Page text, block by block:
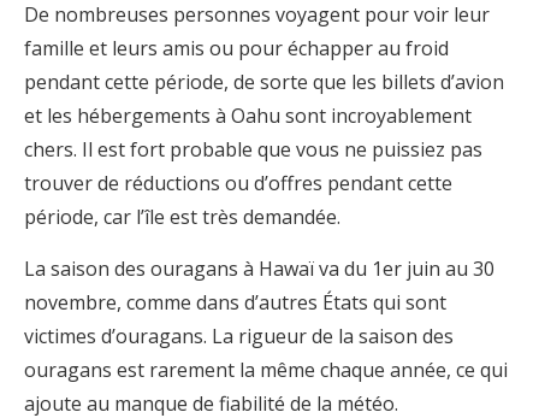
De nombreuses personnes voyagent pour voir leur
famille et leurs amis ou pour échapper au froid
pendant cette période, de sorte que les billets d’avion
et les hébergements à Oahu sont incroyablement
chers. Il est fort probable que vous ne puissiez pas
trouver de réductions ou d’offres pendant cette
période, car l’île est très demandée.
La saison des ouragans à Hawaï va du 1er juin au 30
novembre, comme dans d’autres États qui sont
victimes d’ouragans. La rigueur de la saison des
ouragans est rarement la même chaque année, ce qui
ajoute au manque de fiabilité de la météo.